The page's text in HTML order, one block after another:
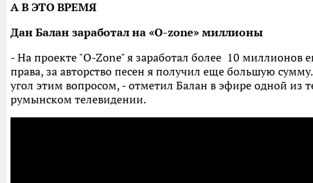
А В ЭТО ВРЕМЯ
Дан Балан заработал на «O-zone» миллионы
- На проекте "O-Zone" я заработал более 10 миллионов
права, за авторство песен я получил еще большую
угол этим вопросом, - отметил Балан в эфире одной из
румынском телевидении.